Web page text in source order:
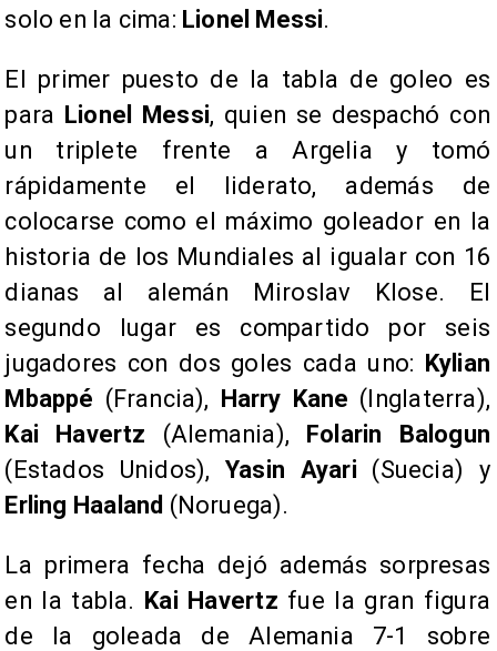
solo en la cima: Lionel Messi.
El primer puesto de la tabla de goleo es
para Lionel Messi, quien se despachó con
un triplete frente a Argelia y tomó
rápidamente el liderato, además de
colocarse como el máximo goleador en la
historia de los Mundiales al igualar con 16
dianas al alemán Miroslav Klose. El
segundo lugar es compartido por seis
jugadores con dos goles cada uno: Kylian
Mbappé (Francia), Harry Kane (Inglaterra),
Kai Havertz (Alemania), Folarin Balogun
(Estados Unidos),Yasin Ayari (Suecia) y
Erling Haaland (Noruega).
La primera fecha dejó además sorpresas
en la tabla. Kai Havertz fue la gran figura
de la goleada de Alemania 7-1 sobre